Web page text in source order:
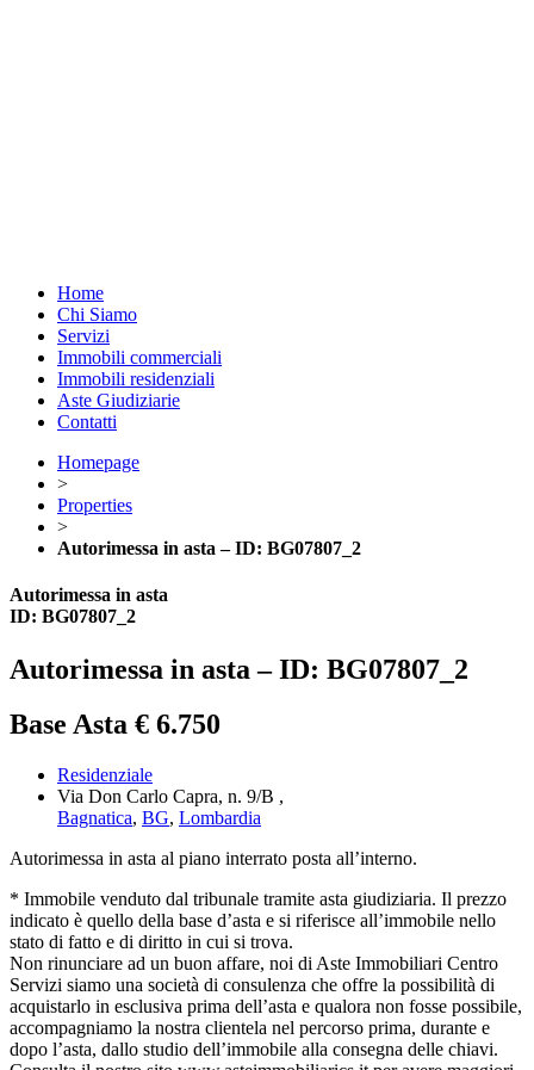
Home
Chi Siamo
Servizi
Immobili commerciali
Immobili residenziali
Aste Giudiziarie
Contatti
Homepage
>
Properties
>
Autorimessa in asta – ID: BG07807_2
Autorimessa in asta
ID: BG07807_2
Autorimessa in asta – ID: BG07807_2
Base Asta € 6.750
Residenziale
Via Don Carlo Capra, n. 9/B ,
Bagnatica, BG, Lombardia
Autorimessa in asta al piano interrato posta all’interno.
* Immobile venduto dal tribunale tramite asta giudiziaria. Il prezzo
indicato è quello della base d’asta e si riferisce all’immobile nello
stato di fatto e di diritto in cui si trova.
Non rinunciare ad un buon affare, noi di Aste Immobiliari Centro
Servizi siamo una società di consulenza che offre la possibilità di
acquistarlo in esclusiva prima dell’asta e qualora non fosse possibile,
accompagniamo la nostra clientela nel percorso prima, durante e
dopo l’asta, dallo studio dell’immobile alla consegna delle chiavi.